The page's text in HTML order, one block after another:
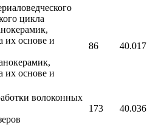
цикла
их основе и
их основе и
86 40.017
волоконных
173 40.036